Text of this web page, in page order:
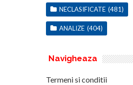
NECLASIFICATE (481)
ANALIZE (404)
Navigheaza
Termeni si conditii